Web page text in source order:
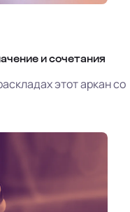
и сочетания
этот аркан со